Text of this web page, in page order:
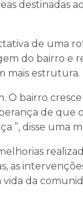
destinadas
de uma
do bairro e
mais estrutura.
O bairro
de que
”, disse uma
as
da